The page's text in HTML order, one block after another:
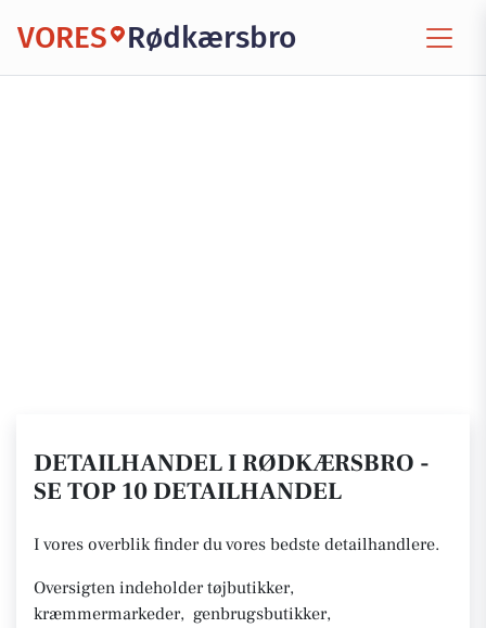
VORES Rødkærsbro
DETAILHANDEL I RØDKÆRSBRO -
SE TOP 10 DETAILHANDEL
I vores overblik finder du vores bedste detailhandlere.
Oversigten indeholder tøjbutikker,
kræmmermarkeder, genbrugsbutikker,